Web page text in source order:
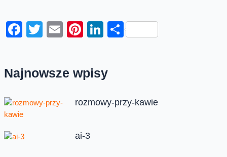
Facebook
Twitter
EmailPinterest
LinkedIn
Share
Najnowsze wpisy
rozmowy-przy-kawie
ai-3